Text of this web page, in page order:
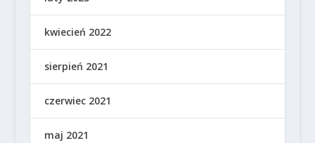
kwiecień 2022
sierpień 2021
czerwiec 2021
maj 2021